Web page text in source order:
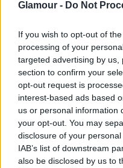
Glamour - Do Not
If you wish to opt-out of
processing of your
targeted advertising by
section to confirm your
opt-out request is
interest-based ads based
us or personal information
your opt-out. You may
disclosure of your
IAB’s list of downstream
also be disclosed by us to
Így győzd le a